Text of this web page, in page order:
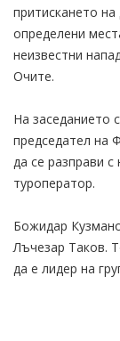
притискането
определени
неизвестни
Очите.
На заседанието
председател на
да се разправи с
туроператор.
Божидар
Лъчезар Таков.
да е лидер на